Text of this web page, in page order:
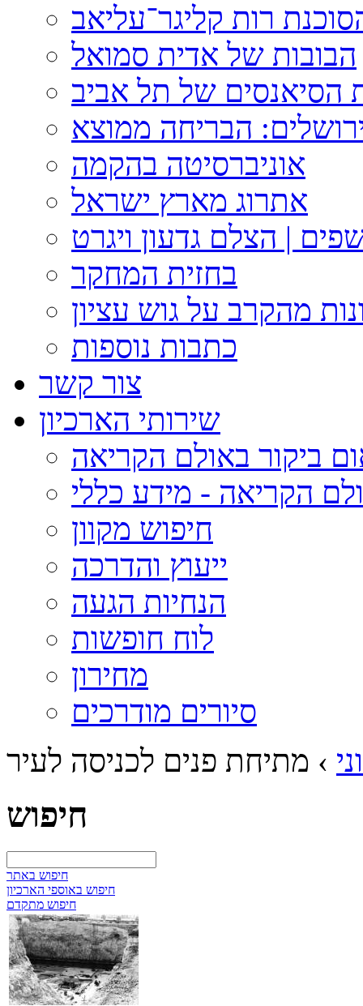
רות קליגר־עליאב
הבובות של אדית סמואל
של תל אביב
הבריחה ממוצא
אוניברסיטה בהקמה
אתרוג מארץ ישראל
| הצלם גדעון ויגרט
בחזית המחקר
מהקרב על גוש עציון
כתבות נוספות
צור קשר
שירותי הארכיון
ביקור באולם הקריאה
הקריאה - מידע כללי
חיפוש מקוון
ייעוץ והדרכה
הנחיות הגעה
לוח חופשות
מחירון
סיורים מודרכים
› מתיחת פנים לכניסה לעיר
חיפוש
חיפוש באתר
חיפוש באוספי הארכיון
חיפוש מתקדם